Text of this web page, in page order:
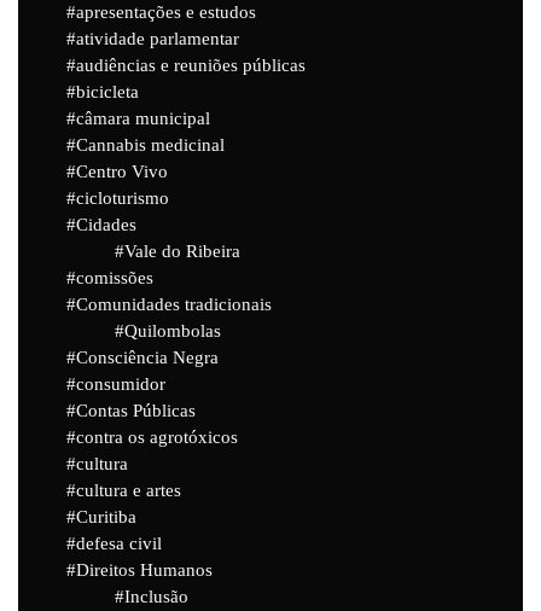
apresentações e estudos
atividade parlamentar
audiências e reuniões públicas
bicicleta
câmara municipal
Cannabis medicinal
Centro Vivo
cicloturismo
Cidades
Vale do Ribeira
comissões
Comunidades tradicionais
Quilombolas
Consciência Negra
consumidor
Contas Públicas
contra os agrotóxicos
cultura
cultura e artes
Curitiba
defesa civil
Direitos Humanos
Inclusão